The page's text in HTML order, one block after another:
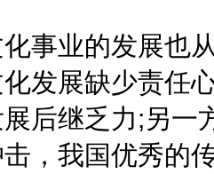
业的发展也从
发展缺少责任
后继乏力;另一
，我国优秀的